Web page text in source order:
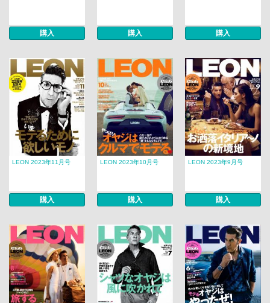
購入 購入 購入
LEON 2023年11月号
購入
LEON 2023年10月号
購入
LEON 2023年9月号
購入